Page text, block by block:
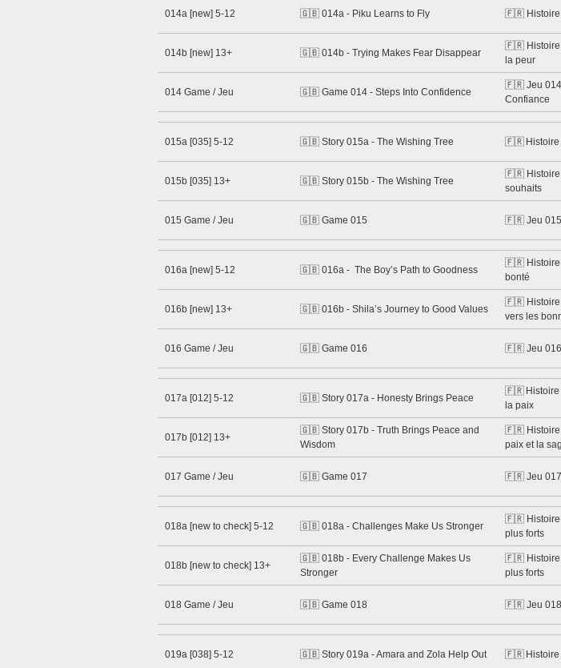
014a [new] 5-12 🇬🇧 014a - Piku Learns to Fly 🇫🇷 Histoire
014b [new] 13+ 🇬🇧 014b - Trying Makes Fear Disappear
🇫🇷 Histoire
la peur
014 Game / Jeu 🇬🇧 Game 014 - Steps Into Confidence
🇫🇷 Jeu 014
Confiance
015a [035] 5-12 🇬🇧 Story 015a - The Wishing Tree 🇫🇷 Histoire
015b [035] 13+ 🇬🇧 Story 015b - The Wishing Tree
🇫🇷 Histoire
souhaits
015 Game / Jeu 🇬🇧 Game 015 🇫🇷 Jeu 015
016a [new] 5-12 🇬🇧 016a - The Boy’s Path to Goodness
🇫🇷 Histoire
bonté
016b [new] 13+ 🇬🇧 016b - Shila’s Journey to Good Values
🇫🇷 Histoire
vers les
016 Game / Jeu 🇬🇧 Game 016 🇫🇷 Jeu 016
017a [012] 5-12 🇬🇧 Story 017a - Honesty Brings Peace
🇫🇷 Histoire
la paix
017b [012] 13+
🇬🇧 Story 017b - Truth Brings Peace and
Wisdom
🇫🇷 Histoire
paix et la
017 Game / Jeu 🇬🇧 Game 017 🇫🇷 Jeu 017
018a [new to check] 5-12 🇬🇧 018a - Challenges Make Us Stronger
🇫🇷 Histoire
plus forts
018b [new to check] 13+
🇬🇧 018b - Every Challenge Makes Us
Stronger
🇫🇷 Histoire
plus forts
018 Game / Jeu 🇬🇧 Game 018 🇫🇷 Jeu 018
019a [038] 5-12 🇬🇧 Story 019a - Amara and Zola Help Out 🇫🇷 Histoire